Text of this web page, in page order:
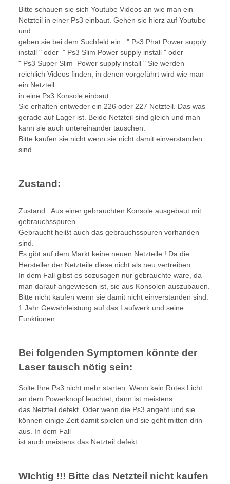
Bitte schauen sie sich Youtube Videos an wie man ein
Netzteil in einer Ps3 einbaut. Gehen sie hierz auf Youtube
und
geben sie bei dem Suchfeld ein : " Ps3 Phat Power supply
install " oder " Ps3 Slim Power supply install " oder
" Ps3 Super Slim Power supply install " Sie werden
reichlich Videos finden, in denen vorgeführt wird wie man
ein Netzteil
in eine Ps3 Konsole einbaut.
Sie erhalten entweder ein 226 oder 227 Netzteil. Das was
gerade auf Lager ist. Beide Netzteil sind gleich und man
kann sie auch untereinander tauschen.
Bitte kaufen sie nicht wenn sie nicht damit einverstanden
sind.
Zustand:
Zustand : Aus einer gebrauchten Konsole ausgebaut mit
gebrauchsspuren.
Gebraucht heißt auch das gebrauchsspuren vorhanden
sind.
Es gibt auf dem Markt keine neuen Netzteile ! Da die
Hersteller der Netzteile diese nicht als neu vertreiben.
In dem Fall gibst es sozusagen nur gebrauchte ware, da
man darauf angewiesen ist, sie aus Konsolen auszubauen.
Bitte nicht kaufen wenn sie damit nicht einverstanden sind.
1 Jahr Gewährleistung auf das Laufwerk und seine
Funktionen.
Bei folgenden Symptomen könnte der
Laser tausch nötig sein:
Solte Ihre Ps3 nicht mehr starten. Wenn kein Rotes Licht
an dem Powerknopf leuchtet, dann ist meistens
das Netzteil defekt. Oder wenn die Ps3 angeht und sie
können einige Zeit damit spielen und sie geht mitten drin
aus. In dem Fall
ist auch meistens das Netzteil defekt.
WIchtig !!! Bitte das Netzteil nicht kaufen